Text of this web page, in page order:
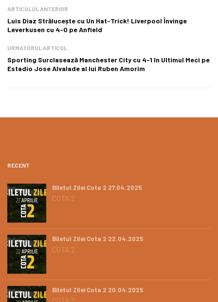
ARTICOLUL ANTERIOR
Luis Diaz Strălucește cu Un Hat-Trick! Liverpool Învinge
Leverkusen cu 4-0 pe Anfield
URMATORUL ARTICOL
Sporting Surclasează Manchester City cu 4-1 în Ultimul Meci pe
Estadio Jose Alvalade al lui Ruben Amorim
RECENT
Biletul Zilei Cota 2 27.04.2025
COTA 2
Biletul Zilei Cota 2 22.04.2025
COTA 2
Biletul Zilei Cota 2 20.04.2025